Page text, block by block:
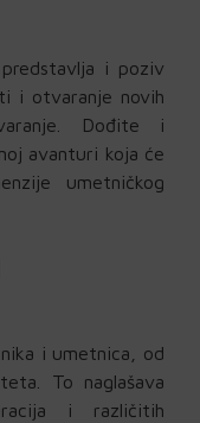
predstavlja i poziv
i otvaranje novih
Dođite i
avanturi koja će
umetničkog
i umetnica, od
To naglašava
i različitih